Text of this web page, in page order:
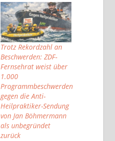
Trotz Rekordzahl an
Beschwerden: ZDF-
Fernsehrat weist über
1.000
Programmbeschwerden
gegen die Anti-
Heilpraktiker-Sendung
von Jan Böhmermann
als unbegründet
zurück